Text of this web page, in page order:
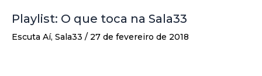
Playlist: O que toca na Sala33
Escuta Aí, Sala33 / 27 de fevereiro de 2018